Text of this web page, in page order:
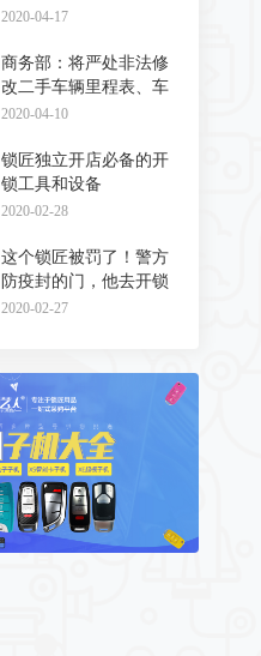
2020-04-17
商务部：将严处非法修
改二手车辆里程表、车
辆识别代码和发动
2020-04-10
锁匠独立开店必备的开
锁工具和设备
2020-02-28
这个锁匠被罚了！警方
防疫封的门，他去开锁
了！
2020-02-27